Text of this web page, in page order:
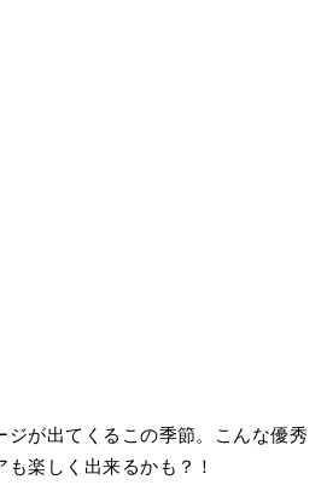
ジが出てくるこの季節。こんな優秀
楽しく出来るかも？！